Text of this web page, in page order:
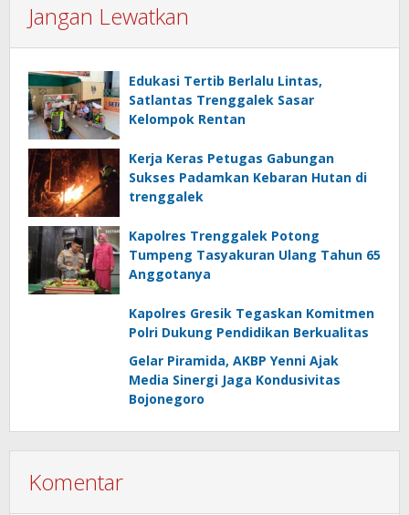
Jangan Lewatkan
Edukasi Tertib Berlalu Lintas,
Satlantas Trenggalek Sasar
Kelompok Rentan
Kerja Keras Petugas Gabungan
Sukses Padamkan Kebaran Hutan di
trenggalek
Kapolres Trenggalek Potong
Tumpeng Tasyakuran Ulang Tahun 65
Anggotanya
Kapolres Gresik Tegaskan Komitmen
Polri Dukung Pendidikan Berkualitas
Gelar Piramida, AKBP Yenni Ajak
Media Sinergi Jaga Kondusivitas
Bojonegoro
Komentar